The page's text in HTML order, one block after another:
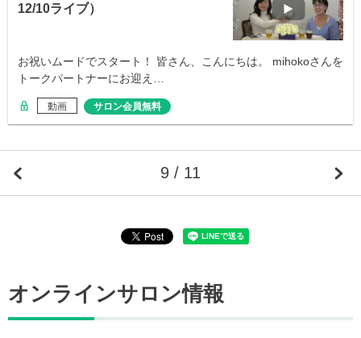
12/10ライブ）
お祝いムードでスタート！ 皆さん、こんにちは。 mihokoさんを
トークパートナーにお迎え…
動画 サロン会員無料
9 / 11
オンラインサロン情報